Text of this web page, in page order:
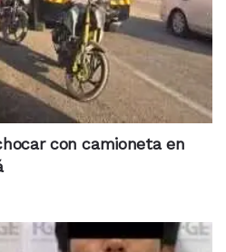
con camioneta en